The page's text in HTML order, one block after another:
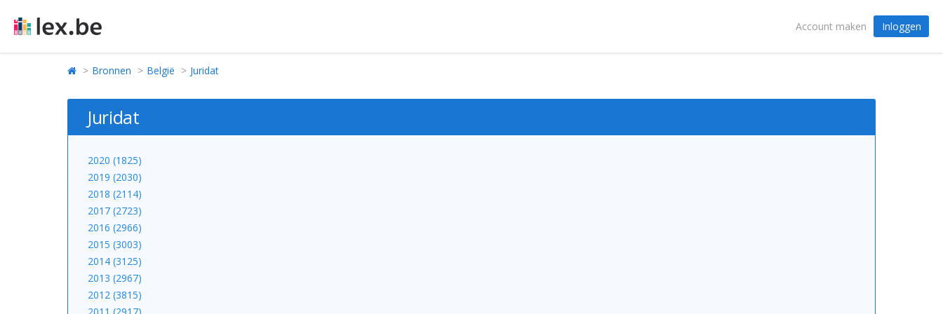
Account maken Inloggen
Bronnen België Juridat
Juridat
2020 (1825)
2019 (2030)
2018 (2114)
2017 (2723)
2016 (2966)
2015 (3003)
2014 (3125)
2013 (2967)
2012 (3815)